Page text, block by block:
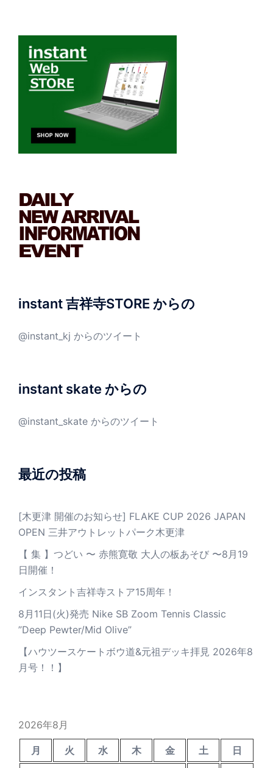
instant 吉祥寺STORE からの
@instant_kj からのツイート
instant skate からの
@instant_skate からのツイート
最近の投稿
[木更津 開催のお知らせ] FLAKE CUP 2026 JAPAN
OPEN 三井アウトレットパーク木更津
【 集 】つどい 〜 赤熊寛敬 大人の板あそび 〜8月19
日開催！
インスタント吉祥寺ストア15周年！
8月11日(火)発売 Nike SB Zoom Tennis Classic
”Deep Pewter/Mid Olive”
【ハウツースケートボウ道&元祖デッキ拝見 2026年8
月号！！】
2026年8月
月 火 水 木 金 土
日